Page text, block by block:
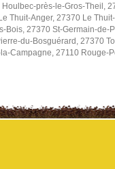
près-le-Gros-Theil,
Thuit-Anger, 27370 Le
27370 St-Germain-de-
du-Bosguérard, 27370
Campagne, 27110 Rouge-